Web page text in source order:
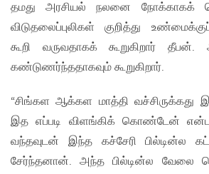
தமது அரசியல் நலனை நோக்காகக்
விடுதலைப்புலிகள் குறித்து
கூறி வருவதாகக் கூறுகிறார்
கண்டுணர்ந்ததாகவும் கூறுகிறார்.
“சிங்கள ஆக்கள மாத்தி வச்சிருக்கது
இத எப்படி விளங்கிக் கொண்டேன்
வந்தவுடன் இந்த கச்சேரி பில்டின்ல
சேர்ந்தனான். அந்த பில்டின்ல வேலை